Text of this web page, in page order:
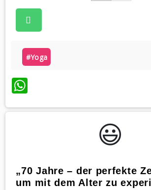
#yoga
WhatsApp
😃️
„70 Jahre – der perfekte
um mit dem Alter zu